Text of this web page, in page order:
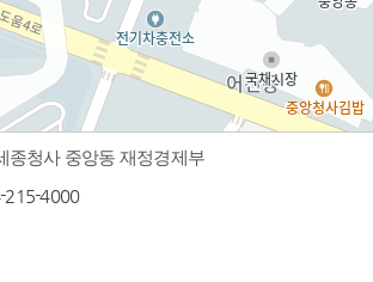
종청사 중앙동 재정경제부
215-4000